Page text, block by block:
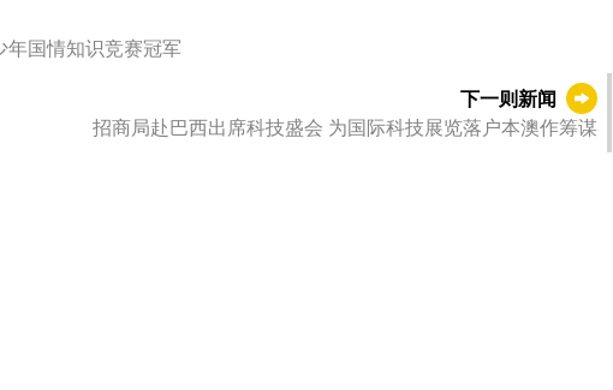
年国情知识竞赛冠军
下一则新闻
招商局赴巴西出席科技盛会 为国际科技展览落户本澳作筹谋